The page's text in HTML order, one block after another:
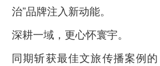
治”品牌注入新动能。
深耕一域，更心怀寰宇。
同期斩获最佳文旅传播案例